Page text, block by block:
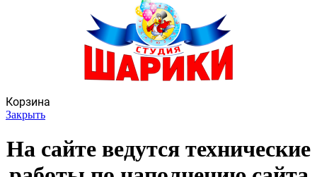
Корзина
Закрыть
На сайте ведутся технические